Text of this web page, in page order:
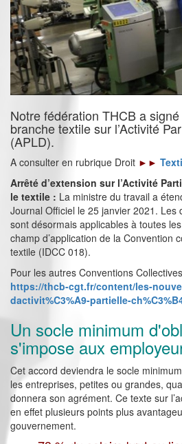
Notre fédération THCB a
branche textile sur l’Activité
(APLD).
A consulter en rubrique Droit ►►
Arrêté d’extension sur l’Activité
le textile : La ministre du travail a
Journal Officiel le 25 janvier 2021. Les
sont désormais applicables à toutes
champ d’application de la Convention
textile (IDCC 018).
Pour les autres Conventions
https://thcb-cgt.fr/content/les-
dactivit%C3%A9-partielle-
Un socle minimum
s'impose aux
Cet accord deviendra le socle
les entreprises, petites ou grandes,
donnera son agrément. Ce texte sur
en effet plusieurs points plus
gouvernement.